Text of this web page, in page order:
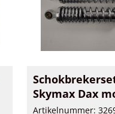
Skymax Dax
Artikelnummer: